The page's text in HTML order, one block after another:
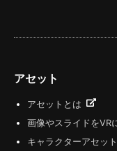
アセット
アセットとは
画像やスライドをVR
キャラクターアセッ